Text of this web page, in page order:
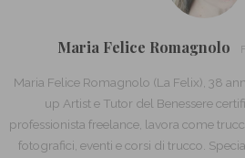
Maria Felice Romagnolo
Maria Felice Romagnolo (La Felix), 38
up Artist e Tutor del Benessere
professionista freelance, lavora come
fotografici, eventi e corsi di trucco.